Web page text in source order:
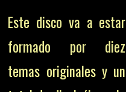
Este disco va a estar
formado por diez
temas originales y un